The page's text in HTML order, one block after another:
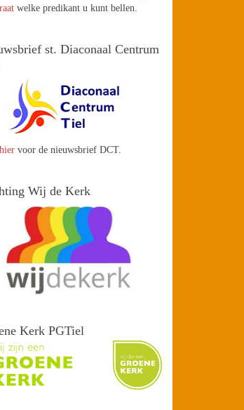
welke predikant u kunt bellen.
st. Diaconaal Centrum
hier voor de nieuwsbrief DCT.
Wij de Kerk
Kerk PGTiel